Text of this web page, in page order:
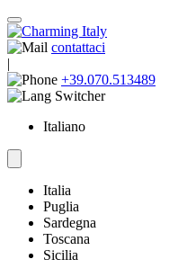
contattaci
|
+39.070.513489
Italiano
Italia
Puglia
Sardegna
Toscana
Sicilia